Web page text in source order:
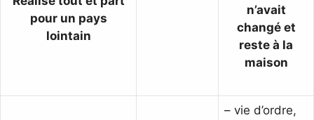
pour un pays
lointain
n’avait
changé et
reste à la
maison
– vie d’ordre,